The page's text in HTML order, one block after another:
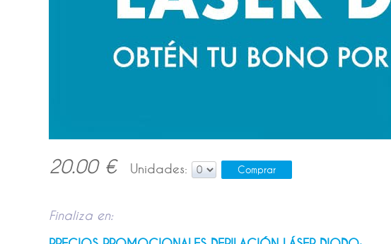
20.00 € Unidades:
Finaliza en: